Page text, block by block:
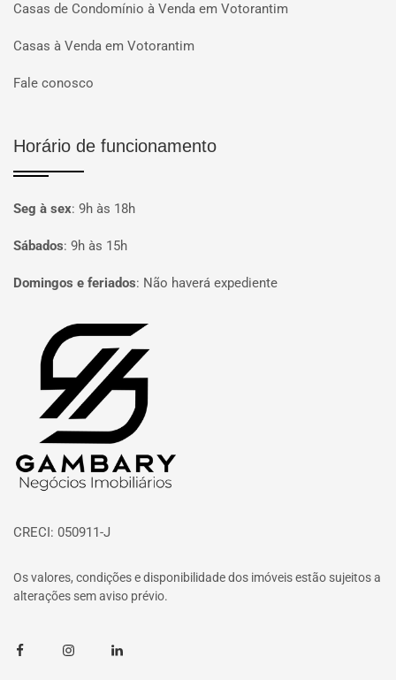
Casas de Condomínio à Venda em Votorantim
Casas à Venda em Votorantim
Fale conosco
Horário de funcionamento
Seg à sex: 9h às 18h
Sábados: 9h às 15h
Domingos e feriados: Não haverá expediente
Página inicial
CRECI: 050911-J
Os valores, condições e disponibilidade dos imóveis estão sujeitos a
alterações sem aviso prévio.
FacebookInstagramLinkedin